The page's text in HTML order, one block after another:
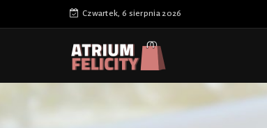
Czwartek, 6 sierpnia 2026